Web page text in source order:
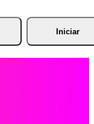
Iniciar